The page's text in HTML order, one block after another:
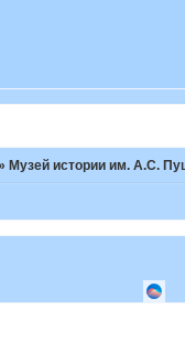
Музей истории им. А.С.